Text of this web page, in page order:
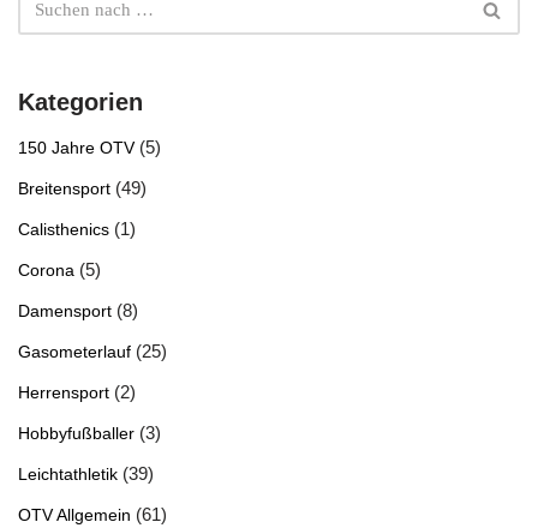
Kategorien
150 Jahre OTV(5)
Breitensport (49)
Calisthenics (1)
Corona (5)
Damensport (8)
Gasometerlauf (25)
Herrensport (2)
Hobbyfußballer (3)
Leichtathletik (39)
OTV Allgemein (61)